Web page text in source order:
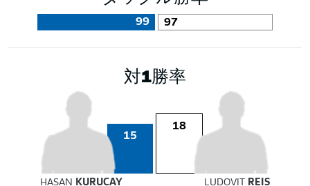
99 97
対1勝率
15
18
HASAN KURUCAY LUDOVIT REIS